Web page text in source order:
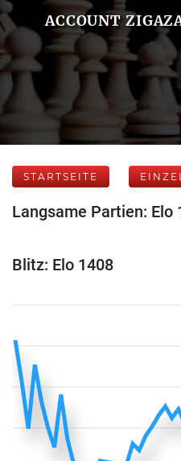
ACCOUNT
STARTSEITE
Langsame Partien: Elo
Blitz: Elo 1408